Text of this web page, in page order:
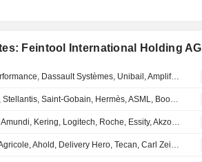
Feintool International Holding AG
Avis d'analystes du jour : Teleperformance, Dassault Systèmes, Unibail, Amplifon, Feintool, Tryg, Getinge...
Avis d'analystes du jour : Kering, Stellantis, Saint-Gobain, Hermès, ASML, Boohoo, Flatexdegiro, Rexel, Temenos...
Avis d'analystes du jour : Airbus, Amundi, Kering, Logitech, Roche, Essity, Akzo Nobel, Rolls-Royce...
Avis d'analystes du jour : Crédit Agricole, Ahold, Delivery Hero, Tecan, Carl Zeiss, ABN Amro, Aker BP...